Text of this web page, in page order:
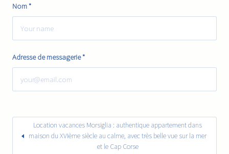
Nom*
Adresse de messagerie*
Location vacances Morsiglia : authentique appartement dans
maison du XVIème siècle au calme, avec très belle vue sur la mer
et le Cap Corse